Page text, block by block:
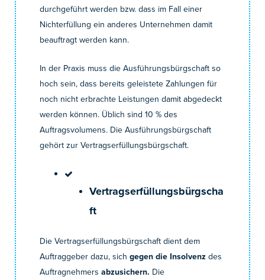
durchgeführt werden bzw. dass im Fall einer
Nichterfüllung ein anderes Unternehmen damit
beauftragt werden kann.
In der Praxis muss die Ausführungsbürgschaft so
hoch sein, dass bereits geleistete Zahlungen für
noch nicht erbrachte Leistungen damit abgedeckt
werden können. Üblich sind 10 % des
Auftragsvolumens. Die Ausführungsbürgschaft
gehört zur Vertragserfüllungsbürgschaft.
Vertragserfüllungsbürgscha
ft
Die Vertragserfüllungsbürgschaft dient dem
Auftraggeber dazu, sichgegen die Insolvenz des
Auftragnehmersabzusichern. Die